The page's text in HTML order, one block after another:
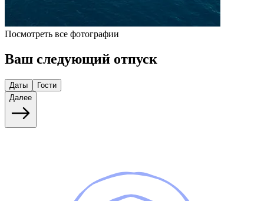
Посмотреть все фотографии
Ваш следующий отпуск
Даты
Гости
Далее